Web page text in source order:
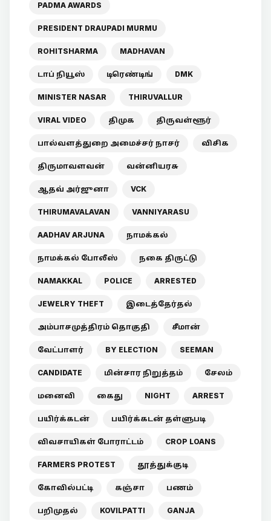
PADMA AWARDS
PRESIDENT DRAUPADI MURMU
ROHITSHARMA MADHAVAN
டாப் நியூஸ் டிரெண்டிங் DMK
MINISTER NASAR THIRUVALLUR
VIRAL VIDEO திமுக திருவள்ளூர்
பால்வளத்துறை அமைச்சர் நாசர் விசிக
திருமாவளவன் வன்னியரசு
ஆதவ் அர்ஜுனா VCK
THIRUMAVALAVAN VANNIYARASU
AADHAV ARJUNA நாமக்கல்
நாமக்கல் போலீஸ் நகை திருட்டு
NAMAKKAL POLICE ARRESTED
JEWELRY THEFT இடைத்தேர்தல்
அம்பாசமுத்திரம் தொகுதி சீமான்
வேட்பாளர் BY ELECTION SEEMAN
CANDIDATE மின்சார நிறுத்தம் சேலம்
மனைவி கைது NIGHT ARREST
பயிர்க்கடன் பயிர்க்கடன் தள்ளுபடி
விவசாயிகள் போராட்டம் CROP LOANS
FARMERS PROTEST தூத்துக்குடி
கோவில்பட்டி கஞ்சா பணம்
பறிமுதல் KOVILPATTI GANJA